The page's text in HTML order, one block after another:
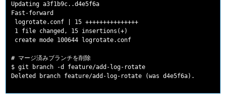
Updating a3f1b9c..d4e5f6a
Fast-forward
logrotate.conf | 15 +++++++++++++++
1 file changed, 15 insertions(+)
create mode 100644 logrotate.conf
# マージ済みブランチを削除
$ git branch -d feature/add-log-rotate